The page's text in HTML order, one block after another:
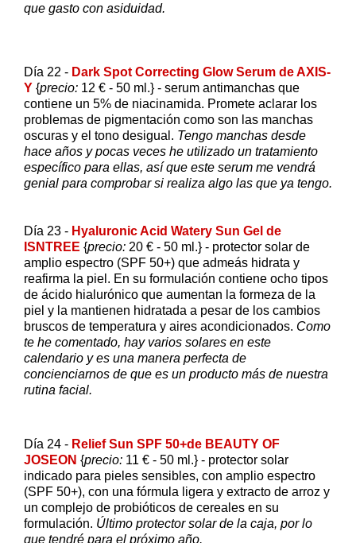
que gasto con asiduidad.
Día 22 - Dark Spot Correcting Glow Serum de AXIS-
Y {precio: 12 € - 50 ml.} - serum antimanchas que
contiene un 5% de niacinamida. Promete aclarar los
problemas de pigmentación como son las manchas
oscuras y el tono desigual. Tengo manchas desde
hace años y pocas veces he utilizado un tratamiento
específico para ellas, así que este serum me vendrá
genial para comprobar si realiza algo las que ya tengo.
Día 23 - Hyaluronic Acid Watery Sun Gel de
ISNTREE {precio: 20 € - 50 ml.} - protector solar de
amplio espectro (SPF 50+) que admeás hidrata y
reafirma la piel. En su formulación contiene ocho tipos
de ácido hialurónico que aumentan la formeza de la
piel y la mantienen hidratada a pesar de los cambios
bruscos de temperatura y aires acondicionados. Como
te he comentado, hay varios solares en este
calendario y es una manera perfecta de
concienciarnos de que es un producto más de nuestra
rutina facial.
Día 24 - Relief Sun SPF 50+de BEAUTY OF
JOSEON {precio: 11 € - 50 ml.} - protector solar
indicado para pieles sensibles, con amplio espectro
(SPF 50+), con una fórmula ligera y extracto de arroz y
un complejo de probióticos de cereales en su
formulación. Último protector solar de la caja, por lo
que tendré para el próximo año.